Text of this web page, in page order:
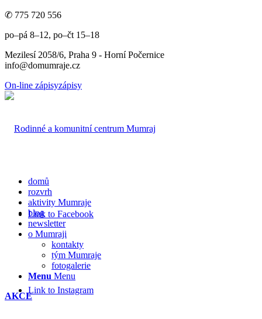
✆ 775 720 556
po–pá 8–12, po–čt 15–18
Mezilesí 2058/6, Praha 9 - Horní Počernice
info@domumraje.cz
On-line zápisyzápisy
Link to Facebook
Link to Instagram
domů
rozvrh
aktivity Mumraje
blog
newsletter
o Mumraji
kontakty
tým Mumraje
fotogalerie
Menu Menu
AKCE